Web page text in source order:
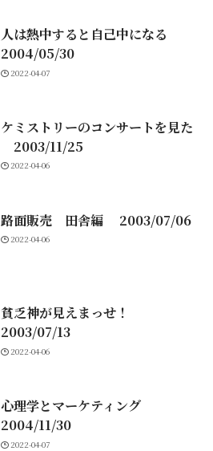
人は熱中すると自己中になる
2004/05/30
2022-04-07
ケミストリーのコンサートを見た
2003/11/25
2022-04-06
路面販売 田舎編 2003/07/06
2022-04-06
貧乏神が見えまっせ！
2003/07/13
2022-04-06
心理学とマーケティング
2004/11/30
2022-04-07